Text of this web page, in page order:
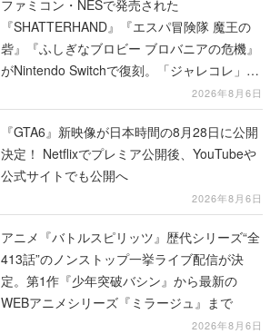
ファミコン・NESで発売された
『SHATTERHAND』『エスパ冒険隊 魔王の
砦』『ふしぎなブロビー ブロバニアの危機』
がNintendo Switchで復刻。「ジャレコレ」シ
2026年8月6日
『GTA6』新映像が日本時間の8月28日に公開
決定！ Netflixでプレミア公開後、YouTubeや
公式サイトでも公開へ
2026年8月6日
アニメ『バトルスピリッツ』歴代シリーズ“全
413話”のノンストップ一挙ライブ配信が決
定。第1作『少年突破バシン』から最新の
WEBアニメシリーズ『ミラージュ』まで
2026年8月6日